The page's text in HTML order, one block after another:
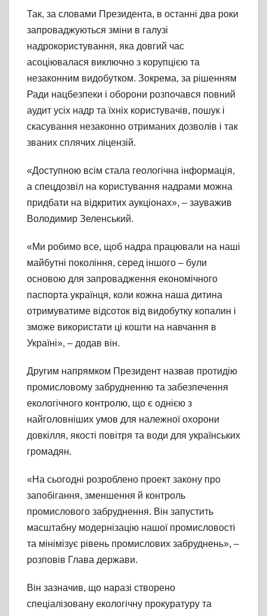
Так, за словами Президента, в останні два роки
запроваджуються зміни в галузі
надрокористування, яка довгий час
асоціювалася виключно з корупцією та
незаконним видобутком. Зокрема, за рішенням
Ради нацбезпеки і оборони розпочався повний
аудит усіх надр та їхніх користувачів, пошук і
скасування незаконно отриманих дозволів і так
званих сплячих ліцензій.
«Доступною всім стала геологічна інформація,
а спецдозвіл на користування надрами можна
придбати на відкритих аукціонах», – зауважив
Володимир Зеленський.
«Ми робимо все, щоб надра працювали на наші
майбутні покоління, серед іншого – були
основою для запровадження економічного
паспорта українця, коли кожна наша дитина
отримуватиме відсоток від видобутку копалин і
зможе використати ці кошти на навчання в
Україні», – додав він.
Другим напрямком Президент назвав протидію
промисловому забрудненню та забезпечення
екологічного контролю, що є однією з
найголовніших умов для належної охорони
довкілля, якості повітря та води для українських
громадян.
«На сьогодні розроблено проект закону про
запобігання, зменшення й контроль
промислового забруднення. Він запустить
масштабну модернізацію нашої промисловості
та мінімізує рівень промислових забруднень», –
розповів Глава держави.
Він зазначив, що наразі створено
спеціалізовану екологічну прокуратуру та